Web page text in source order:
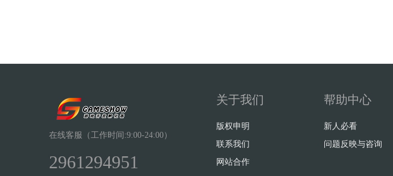
在线客服（工作时间:9:00-24:00）
2961294951
关于我们
版权申明
联系我们
网站合作
帮助中心
新人必看
问题反映与咨询